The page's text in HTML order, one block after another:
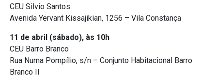
CEU Silvio Santos
Avenida Yervant Kissajikian, 1256 – Vila Constança
11 de abril (sábado), às 10h
CEU Barro Branco
Rua Numa Pompílio, s/n – Conjunto Habitacional Barro
Branco II